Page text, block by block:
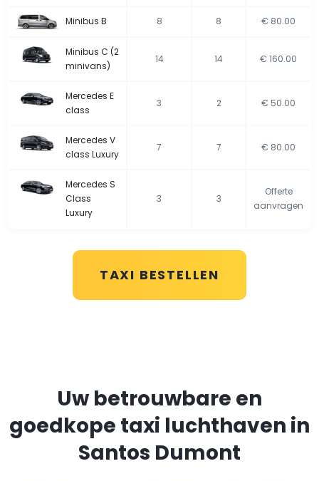
Minibus B 8 8 € 80.00
Minibus C (2
minivans)
14 14 € 160.00
Mercedes E
class
3 2 € 50.00
Mercedes V
class Luxury
7 7 € 80.00
Mercedes S
Class
Luxury
3 3
Offerte
aanvragen
TAXI BESTELLEN
Uw betrouwbare en
goedkope taxi luchthaven in
Santos Dumont